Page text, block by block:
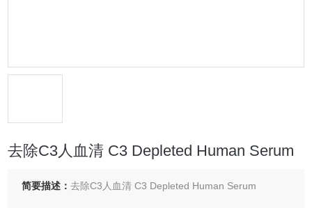
去除C3人血清 C3 Depleted Human Serum
简要描述：去除C3人血清 C3 Depleted Human Serum